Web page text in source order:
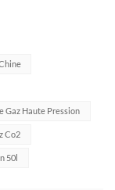
Gaz Haute Pression
Co2
50l